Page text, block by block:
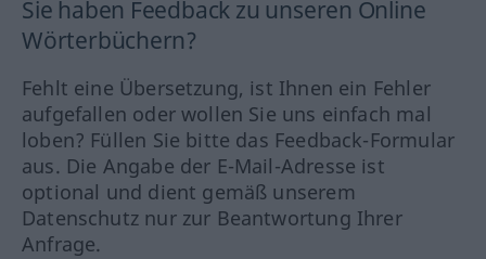
Sie haben Feedback zu unseren Online
Wörterbüchern?
Fehlt eine Übersetzung, ist Ihnen ein Fehler
aufgefallen oder wollen Sie uns einfach mal
loben? Füllen Sie bitte das Feedback-Formular
aus. Die Angabe der E-Mail-Adresse ist
optional und dient gemäß unserem
Datenschutz nur zur Beantwortung Ihrer
Anfrage.